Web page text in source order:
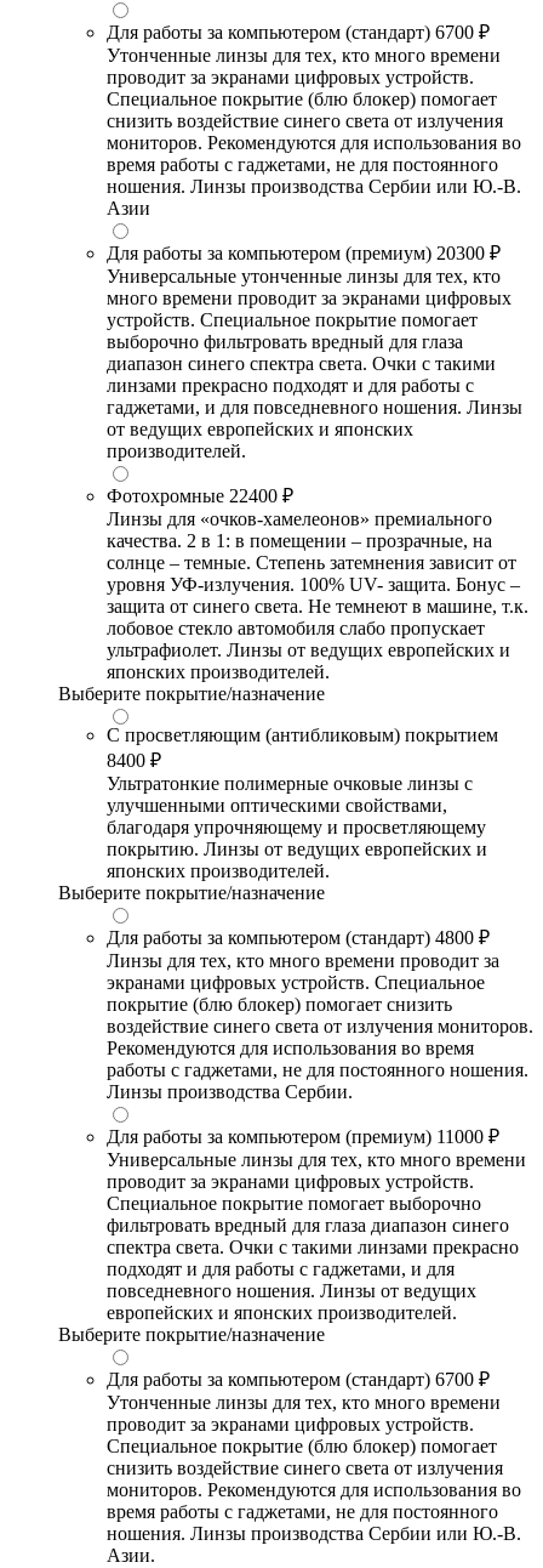
Для работы за компьютером (стандарт) 6700 ₽
Утонченные линзы для тех, кто много времени
проводит за экранами цифровых устройств.
Специальное покрытие (блю блокер) помогает
снизить воздействие синего света от излучения
мониторов. Рекомендуются для использования во
время работы с гаджетами, не для постоянного
ношения. Линзы производства Сербии или Ю.-В.
Азии
Для работы за компьютером (премиум) 20300 ₽
Универсальные утонченные линзы для тех, кто
много времени проводит за экранами цифровых
устройств. Специальное покрытие помогает
выборочно фильтровать вредный для глаза
диапазон синего спектра света. Очки с такими
линзами прекрасно подходят и для работы с
гаджетами, и для повседневного ношения. Линзы
от ведущих европейских и японских
производителей.
Фотохромные 22400 ₽
Линзы для «очков-хамелеонов» премиального
качества. 2 в 1: в помещении – прозрачные, на
солнце – темные. Степень затемнения зависит от
уровня УФ-излучения. 100% UV- защита. Бонус –
защита от синего света. Не темнеют в машине, т.к.
лобовое стекло автомобиля слабо пропускает
ультрафиолет. Линзы от ведущих европейских и
японских производителей.
Выберите покрытие/назначение
С просветляющим (антибликовым) покрытием
8400 ₽
Ультратонкие полимерные очковые линзы с
улучшенными оптическими свойствами,
благодаря упрочняющему и просветляющему
покрытию. Линзы от ведущих европейских и
японских производителей.
Выберите покрытие/назначение
Для работы за компьютером (стандарт) 4800 ₽
Линзы для тех, кто много времени проводит за
экранами цифровых устройств. Специальное
покрытие (блю блокер) помогает снизить
воздействие синего света от излучения мониторов.
Рекомендуются для использования во время
работы с гаджетами, не для постоянного ношения.
Линзы производства Сербии.
Для работы за компьютером (премиум) 11000 ₽
Универсальные линзы для тех, кто много времени
проводит за экранами цифровых устройств.
Специальное покрытие помогает выборочно
фильтровать вредный для глаза диапазон синего
спектра света. Очки с такими линзами прекрасно
подходят и для работы с гаджетами, и для
повседневного ношения. Линзы от ведущих
европейских и японских производителей.
Выберите покрытие/назначение
Для работы за компьютером (стандарт) 6700 ₽
Утонченные линзы для тех, кто много времени
проводит за экранами цифровых устройств.
Специальное покрытие (блю блокер) помогает
снизить воздействие синего света от излучения
мониторов. Рекомендуются для использования во
время работы с гаджетами, не для постоянного
ношения. Линзы производства Сербии или Ю.-В.
Азии.